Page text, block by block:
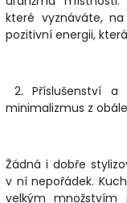
které vyznáváte,
pozitivní energii,
2.Příslušenství
minimalizmus z
Žádná i dobře
v ní nepořádek.
velkým